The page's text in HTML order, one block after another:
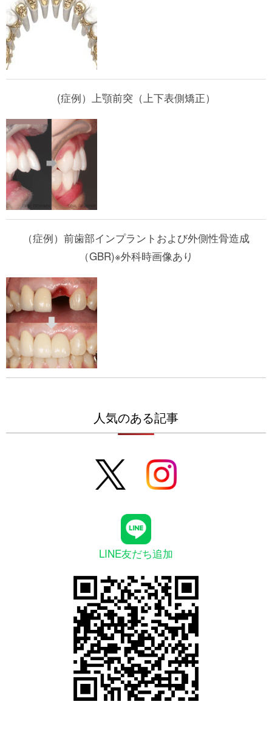
(症例）上顎前突（上下表側矯正）
（症例）前歯部インプラントおよび外側性骨造成
（GBR)※外科時画像あり
人気のある記事
LINE友だち追加